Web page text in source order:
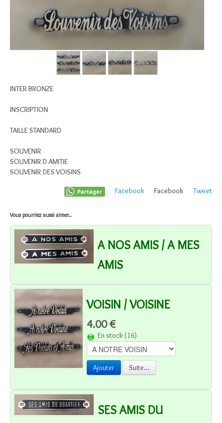
INTER BRONZE
INSCRIPTION
TAILLE STANDARD
SOUVENIR
SOUVENIR D AMITIE
SOUVENIR DES VOISINS
Tweet
Facebook
Facebook
Partager
Vous pourriez aussi aimer...
A NOS AMIS / A MES
AMIS
VOISIN / VOISINE
4.00 €
En stock (16)
Ajouter Suite...
SES AMIS DU